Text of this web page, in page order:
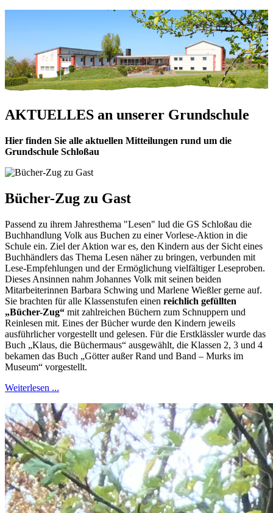
AKTUELLES an unserer Grundschule
Hier finden Sie alle aktuellen Mitteilungen rund um die
Grundschule Schloßau
Bücher-Zug zu Gast
Passend zu ihrem Jahresthema "Lesen" lud die GS Schloßau die
Buchhandlung Volk aus Buchen zu einer Vorlese-Aktion in die
Schule ein. Ziel der Aktion war es, den Kindern aus der Sicht eines
Buchhändlers das Thema Lesen näher zu bringen, verbunden mit
Lese-Empfehlungen und der Ermöglichung vielfältiger Leseproben.
Dieses Ansinnen nahm Johannes Volk mit seinen beiden
Mitarbeiterinnen Barbara Schwing und Marlene Wießler gerne auf.
Sie brachten für alle Klassenstufen einen reichlich gefüllten
„Bücher-Zug“ mit zahlreichen Büchern zum Schnuppern und
Reinlesen mit. Eines der Bücher wurde den Kindern jeweils
ausführlicher vorgestellt und gelesen. Für die Erstklässler wurde das
Buch „Klaus, die Büchermaus“ ausgewählt, die Klassen 2, 3 und 4
bekamen das Buch „Götter außer Rand und Band – Murks im
Museum“ vorgestellt.
Weiterlesen ...